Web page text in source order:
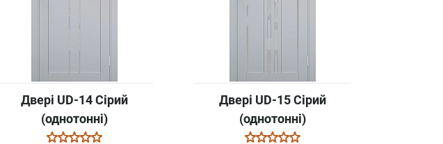
Двері UD-14 Сірий
(однотонні)
Двері UD-15 Сірий
(однотонні)